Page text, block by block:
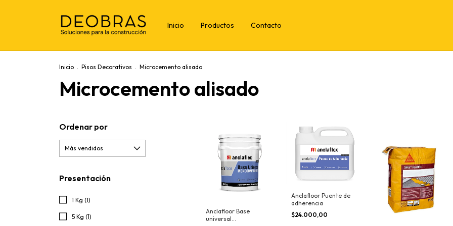
Inicio Productos Contacto
Inicio . Pisos Decorativos . Microcemento alisado
Microcemento alisado
Ordenar por
Presentación
1 Kg (1)
5 Kg (1)
Anclafloor Base
universal
Anclafloor Puente de
adherencia
$24.000,00